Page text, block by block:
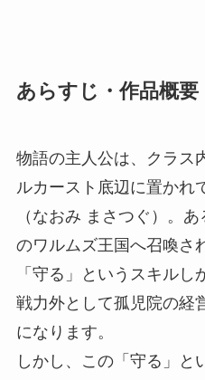
あらすじ・作品概要
物語の主人公は、クラス
ルカースト底辺に置かれ
（なおみ まさつぐ）。
のワルムズ王国へ召喚さ
「守る」というスキルし
戦力外として孤児院の経
になります。
しかし、この「守る」と